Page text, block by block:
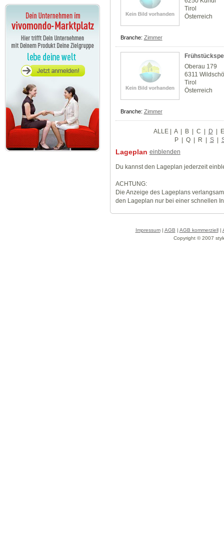
Tirol
Österreich
Branche: Zimmer
Oberau 179
6311
Tirol
Österreich
Branche: Zimmer
ALLE| A | B | C | D |
P | Q | R | S |
Lageplan einblenden
Du kannst den Lageplan jederzeit
ACHTUNG:
Die Anzeige des Lageplans
den Lageplan nur bei einer schnellen
Impressum| AGB | AGB kommerziell|
Copyright © 2007